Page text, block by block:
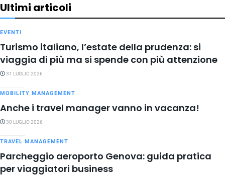
Ultimi articoli
EVENTI
Turismo italiano, l’estate della prudenza: si
viaggia di più ma si spende con più attenzione
31 LUGLIO 2026
MOBILITY MANAGEMENT
Anche i travel manager vanno in vacanza!
30 LUGLIO 2026
TRAVEL MANAGEMENT
Parcheggio aeroporto Genova: guida pratica
per viaggiatori business